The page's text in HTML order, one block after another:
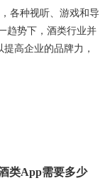
各种视听、游戏和导
趋势下，酒类行业并
高企业的品牌力，
类App需要多少